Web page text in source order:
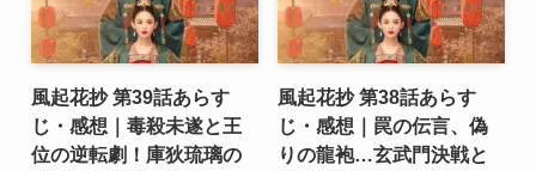
風起花抄 第39話あらす
じ・感想｜毒殺未遂と王
位の逆転劇！庫狄琉璃の
風起花抄 第38話あらす
じ・感想｜罠の伝言、偽
りの龍袍…玄武門決戦と